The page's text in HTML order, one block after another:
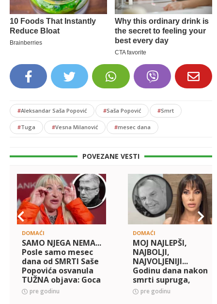
#Aleksandar Saša Popović #Saša Popović #Smrt
#Tuga #Vesna Milanović #mesec dana
POVEZANE VESTI
DOMAĆI
SAMO NJEGA NEMA...
Posle samo mesec
dana od SMRTI Saše
Popovića osvanula
TUŽNA objava: Goca
Lazarević objavila
fotku koja je
pre godinu
DOMAĆI
MOJ NAJLEPŠI,
NAJBOLJI,
NAJVOLJENIJI...
Godinu dana nakon
smrti supruga,
Cipka uputila
emotivne reči koje
pre godinu